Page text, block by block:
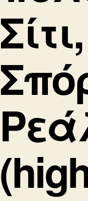
Σίτι,